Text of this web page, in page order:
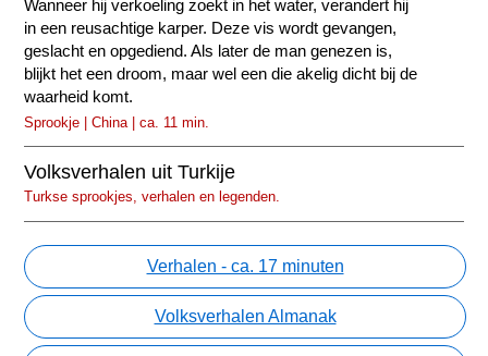
Wanneer hij verkoeling zoekt in het water, verandert hij
in een reusachtige karper. Deze vis wordt gevangen,
geslacht en opgediend. Als later de man genezen is,
blijkt het een droom, maar wel een die akelig dicht bij de
waarheid komt.
Sprookje | China | ca. 11 min.
Volksverhalen uit Turkije
Turkse sprookjes, verhalen en legenden.
Verhalen - ca. 17 minuten
Volksverhalen Almanak